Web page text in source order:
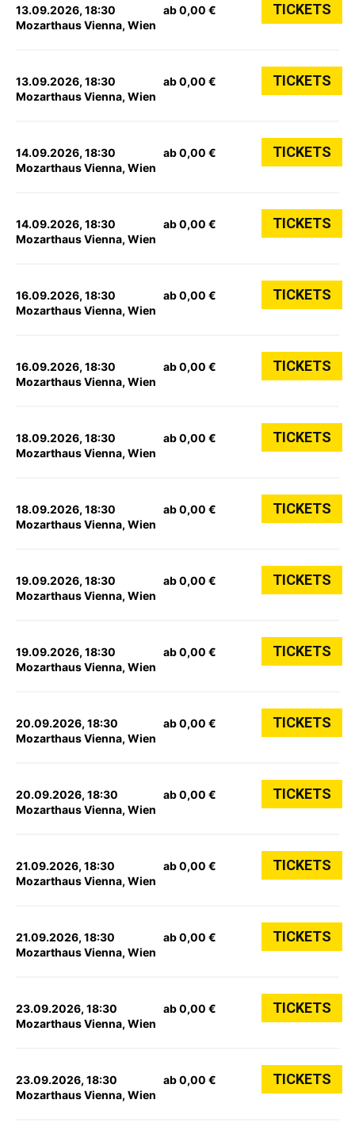
13.09.2026, 18:30
Mozarthaus Vienna, Wien
ab 0,00 € TICKETS
13.09.2026, 18:30
Mozarthaus Vienna, Wien
ab 0,00 € TICKETS
14.09.2026, 18:30
Mozarthaus Vienna, Wien
ab 0,00 € TICKETS
14.09.2026, 18:30
Mozarthaus Vienna, Wien
ab 0,00 € TICKETS
16.09.2026, 18:30
Mozarthaus Vienna, Wien
ab 0,00 € TICKETS
16.09.2026, 18:30
Mozarthaus Vienna, Wien
ab 0,00 € TICKETS
18.09.2026, 18:30
Mozarthaus Vienna, Wien
ab 0,00 € TICKETS
18.09.2026, 18:30
Mozarthaus Vienna, Wien
ab 0,00 € TICKETS
19.09.2026, 18:30
Mozarthaus Vienna, Wien
ab 0,00 € TICKETS
19.09.2026, 18:30
Mozarthaus Vienna, Wien
ab 0,00 € TICKETS
20.09.2026, 18:30
Mozarthaus Vienna, Wien
ab 0,00 € TICKETS
20.09.2026, 18:30
Mozarthaus Vienna, Wien
ab 0,00 € TICKETS
21.09.2026, 18:30
Mozarthaus Vienna, Wien
ab 0,00 € TICKETS
21.09.2026, 18:30
Mozarthaus Vienna, Wien
ab 0,00 € TICKETS
23.09.2026, 18:30
Mozarthaus Vienna, Wien
ab 0,00 € TICKETS
23.09.2026, 18:30
Mozarthaus Vienna, Wien
ab 0,00 € TICKETS